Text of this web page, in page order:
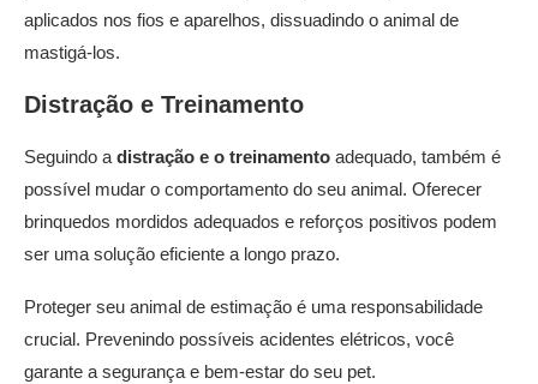
aplicados nos fios e aparelhos, dissuadindo o animal de
mastigá-los.
Distração e Treinamento
Seguindo a distração e o treinamento adequado, também é
possível mudar o comportamento do seu animal. Oferecer
brinquedos mordidos adequados e reforços positivos podem
ser uma solução eficiente a longo prazo.
Proteger seu animal de estimação é uma responsabilidade
crucial. Prevenindo possíveis acidentes elétricos, você
garante a segurança e bem-estar do seu pet.